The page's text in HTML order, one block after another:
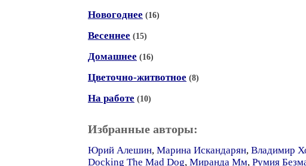
Новогоднее (16)
Весеннее (15)
Домашнее (16)
Цветочно-житвотное (8)
На работе (10)
Избранные авторы:
Юрий Алешин, Марина Искандарян, Владимир
Docking The Mad Dog, Миранда Мм, Румия